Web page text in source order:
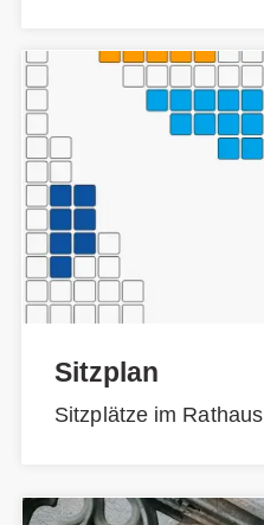
Sitzplan
Sitzplätze im Rathaus